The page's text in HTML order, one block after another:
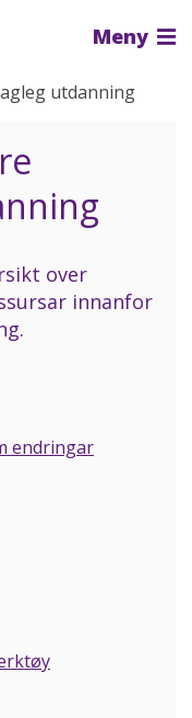
Meny
utdanning
over
innanfor
endringar